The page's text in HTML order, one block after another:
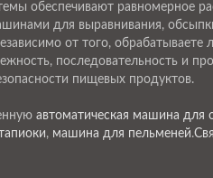
обеспечивают равномерное
для выравнивания,
от того,
последовательность и
пищевых продуктов.
автоматическая машина для
, машина для пельменей.